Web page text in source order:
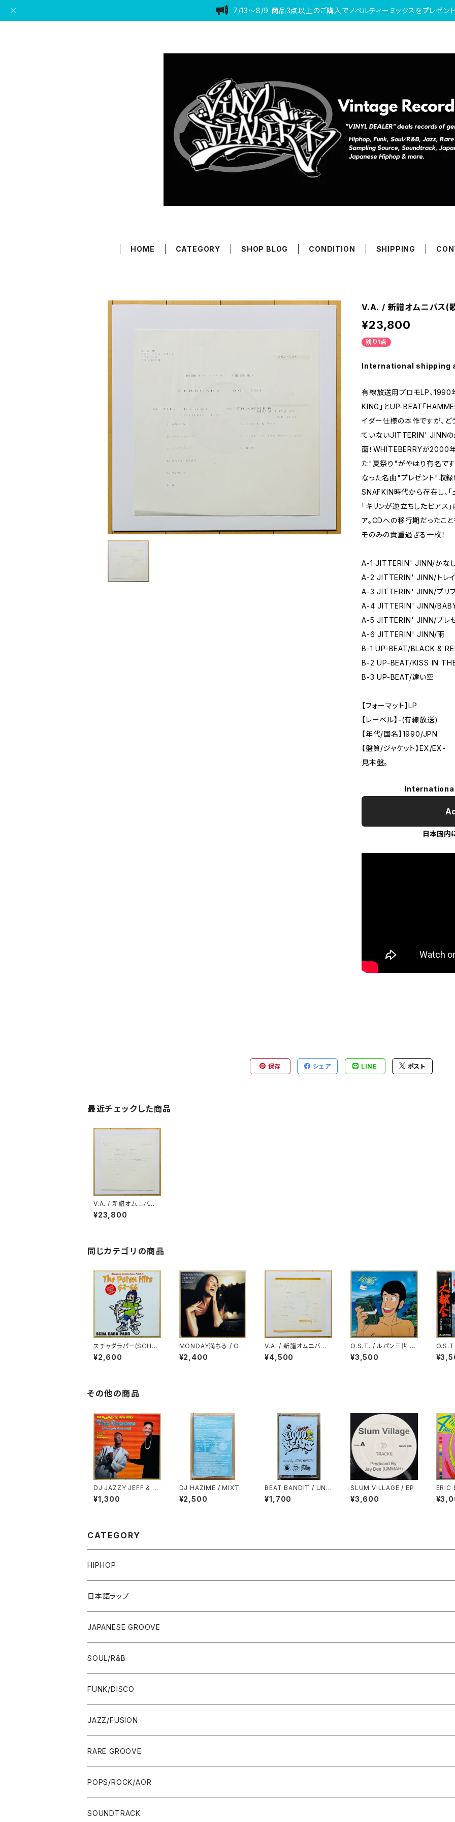
7/13〜8/9 商品3点以上のご購入でノベルティーミックスをプレゼント
HOME CATEGORY SHOP BLOG CONDITION SHIPPING
V.A. / 新譜オムニバス
¥23,800
残り1点
International shipping
有線放送用プロモLP、
KING」とUP-BEAT「
イダー仕様の本作ですが、
ていないJITTERIN' JINNの
面！WHITEBERRYが2000
た"夏祭り"がやはり有名です
なった名曲"プレゼント"収録
SNAFKIN時代から存在し、
「キリンが逆立ちしたピアス
ア。CDへの移行期だったこ
モのみの貴重過ぎる一枚！
A-1 JITTERIN' JINN/かな
A-2 JITTERIN' JINN/トレイ
A-3 JITTERIN' JINN/プリプ
A-4 JITTERIN' JINN/
A-5 JITTERIN' JINN/プレ
A-6 JITTERIN' JINN/雨
B-1 UP-BEAT/BLACK &
B-2 UP-BEAT/KISS IN
B-3 UP-BEAT/遠い空
【フォーマット】LP
【レーベル】-(有線放送)
【年代/国名】1990/JPN
【盤質/ジャケット】EX/EX-
見本盤。
日本国内
保存 シェア LINE ポスト
最近チェックした商品
V.A. / 新譜オムニバス
(歌謡曲) FEBRUARY
'90 - 5
¥23,800
同じカテゴリの商品
スチャダラパー(SCHA
DARA PARR) / THE P
OTEN HITS 91-92(S
¥2,600
MONDAY満ちる / OP
TIMISTA
¥2,400
V.A. / 新譜オムニバス
(歌謡曲) MARCH '90
- 4
¥4,500
O.S.T. / ルパン三世 P
ERFECT COLLECTI
ON
¥3,500
会
その他の商品
DJ JAZZY JEFF & T
HE FRESH PRINCE /
THE GROOVE(JAZZ
¥1,300
DJ HAZIME / MIXTA
PE VOL.7
¥2,500
BEAT BANDIT / UND
ER 1000YEN BEATS
(60 MINUTES OF C
¥1,700
SLUM VILLAGE / EP
¥3,600
ERIC
NOW
UL
CATEGORY
HIPHOP
12"/7"
80'S OLD SCHOOL
EARLY 90'S MIDDLE〜NEW SCHOOL
JAPAN ONLY RELEASE/REMIX
LP
80'S OLD SCHOOL
EARLY 90'S MIDDLE〜NEW SCHOOL
日本語ラップ
12"/7"
80'S OLD SCHOOL〜EARLY 90'S
MID〜LATE 90'S
LP
80'S OLD SCHOOL〜EARLY 90'S
MID〜LATE 90'S
CD/TAPE
CD-R/DEMO/SAMPLE
CD ALBUM
JAPANESE GROOVE
LP
60'S/70'S
80'S
7"/12"
60'S/70'S
80'S
SOUL/R&B
LP
60'S/70'S
80'S
12"/7"
60'S/70'S
80'S
FUNK/DISCO
LP
70'S
80'S
12"/7"
70'S
80'S
JAZZ/FUSION
JAZZ
FUSION
RARE GROOVE
POPS/ROCK/AOR
POPS/S.S.W.
SOUNDTRACK